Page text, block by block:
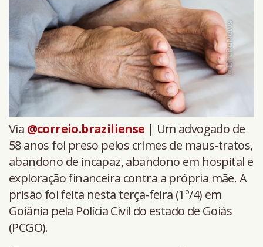
Via @correio.braziliense | Um advogado de
58 anos foi preso pelos crimes de maus-tratos,
abandono de incapaz, abandono em hospital e
exploração financeira contra a própria mãe. A
prisão foi feita nesta terça-feira (1º/4) em
Goiânia pela Polícia Civil do estado de Goiás
(PCGO).